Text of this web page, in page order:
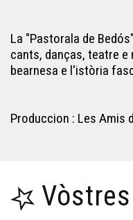
Muriel
La "Pastorala de
cants, danças, teatre
bearnesa e l'istòria
Produccion : Les Amis